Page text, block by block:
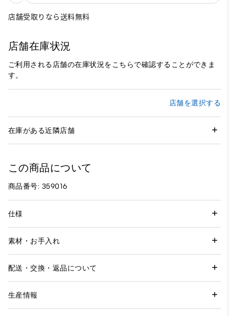
店舗受取りなら送料無料
店舗在庫状況
ご利用される店舗の在庫状況をこちらで確認することができま
す。
店舗を選択する
在庫がある近隣店舗
この商品について
商品番号: 359016
仕様
素材・お手入れ
配送・交換・返品について
生産情報